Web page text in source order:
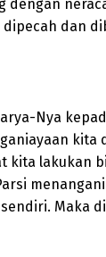
dengan
dan
Nya
kita lakukan
Maka